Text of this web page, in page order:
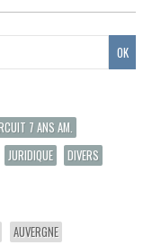
7 ANS AM.
JURIDIQUE DIVERS
AUVERGNE